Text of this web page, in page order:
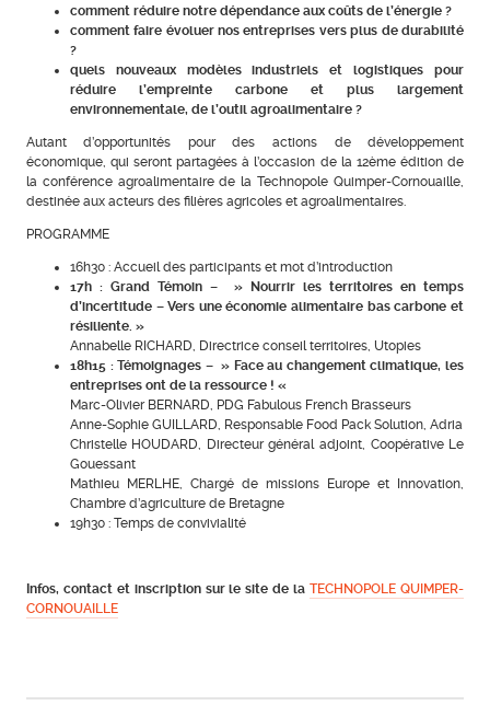
comment réduire notre dépendance aux coûts de l’énergie ?
comment faire évoluer nos entreprises vers plus de durabilité
?
quels nouveaux modèles industriels et logistiques pour
réduire l’empreinte carbone et plus largement
environnementale, de l’outil agroalimentaire ?
Autant d’opportunités pour des actions de développement
économique, qui seront partagées à l’occasion de la 12ème édition de
la conférence agroalimentaire de la Technopole Quimper-Cornouaille,
destinée aux acteurs des filières agricoles et agroalimentaires.
PROGRAMME
16h30 : Accueil des participants et mot d’introduction
17h : Grand Témoin – » Nourrir les territoires en temps
d’incertitude – Vers une économie alimentaire bas carbone et
résiliente. »
Annabelle RICHARD, Directrice conseil territoires, Utopies
18h15 : Témoignages – » Face au changement climatique, les
entreprises ont de la ressource ! «
Marc-Olivier BERNARD, PDG Fabulous French Brasseurs
Anne-Sophie GUILLARD, Responsable Food Pack Solution, Adria
Christelle HOUDARD, Directeur général adjoint, Coopérative Le
Gouessant
Mathieu MERLHE, Chargé de missions Europe et Innovation,
Chambre d’agriculture de Bretagne
19h30 : Temps de convivialité
Infos, contact et inscription sur le site de laTECHNOPOLE QUIMPER-
CORNOUAILLE